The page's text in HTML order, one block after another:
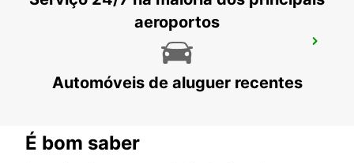
ZURIQUE, NORTE, OERLIKON
aeroportos
Automóveis de aluguer recentes
É bom saber